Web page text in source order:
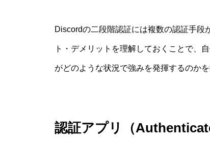
Discordの二段階認証には複数の認証手段
ト・デメリットを理解しておくことで、
がどのような状況で強みを発揮するのか
認証アプリ（